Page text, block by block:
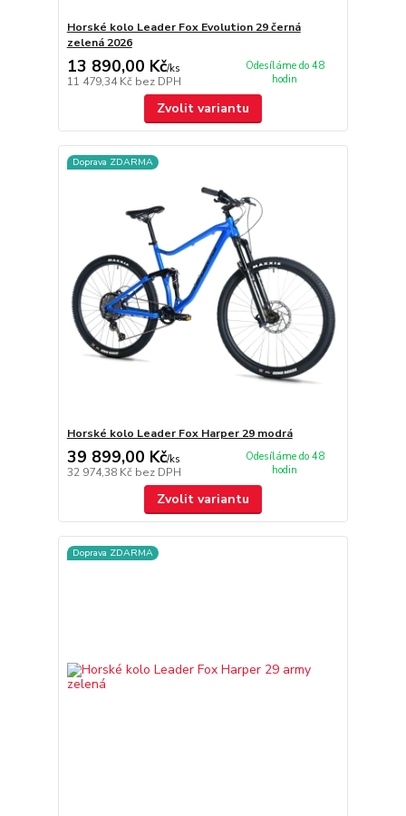
Horské kolo Leader Fox Evolution 29 černá
zelená 2026
13 890,00 Kč/ks
11 479,34 Kč bez DPH
Odesíláme do 48
hodin
Zvolit variantu
Doprava ZDARMA
Horské kolo Leader Fox Harper 29 modrá
39 899,00 Kč/ks
32 974,38 Kč bez DPH
Odesíláme do 48
hodin
Zvolit variantu
Doprava ZDARMA